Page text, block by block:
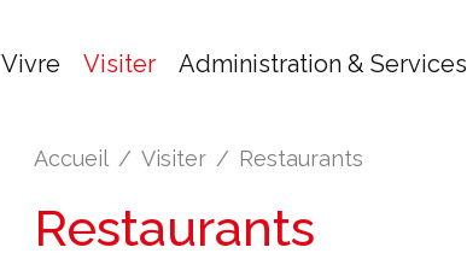
Vivre Visiter Administration & Services
Accueil Visiter Restaurants
Restaurants